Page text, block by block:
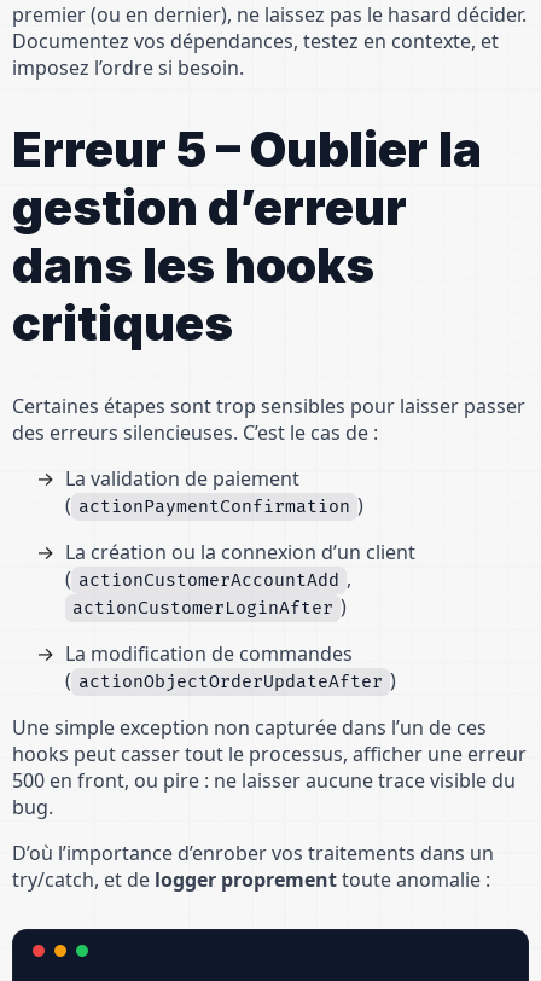
premier (ou en dernier), ne laissez pas le hasard décider.
Documentez vos dépendances, testez en contexte, et
imposez l’ordre si besoin.
Erreur 5 – Oublier la
gestion d’erreur
dans les hooks
critiques
Certaines étapes sont trop sensibles pour laisser passer
des erreurs silencieuses. C’est le cas de :
La validation de paiement
( actionPaymentConfirmation )
La création ou la connexion d’un client
( actionCustomerAccountAdd ,
actionCustomerLoginAfter )
La modification de commandes
( actionObjectOrderUpdateAfter )
Une simple exception non capturée dans l’un de ces
hooks peut casser tout le processus, afficher une erreur
500 en front, ou pire : ne laisser aucune trace visible du
bug.
D’où l’importance d’enrober vos traitements dans un
try/catch, et de logger proprementtoute anomalie :